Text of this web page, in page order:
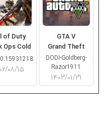
GTA V
Grand Theft
Auto V
DODI-Goldberg-
Razor1911
۱۴۰۳/۰۱/۳۱
of Duty
Ops Cold
War
۱۴۰۲/